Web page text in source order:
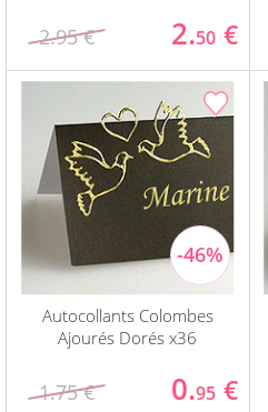
2.95 € 2.50 €
Autocollants Colombes
Ajourés Dorés x36
1.75 € 0.95 €